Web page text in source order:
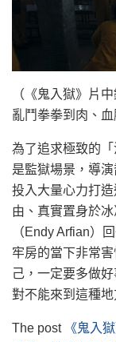
（《鬼入獄》片
亂鬥拳拳到肉、
為了追求極致的
是監獄場景，導
投入大量心力打
由、真實置身於
（Endy Arfian）
牢房的當下非常
己，一定要多做
對不能來到這種地
The post
《鬼入